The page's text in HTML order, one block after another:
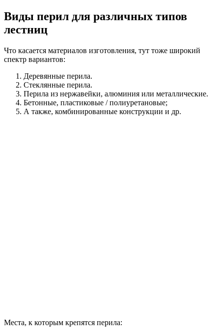
Виды перил для различных типов
лестниц
Что касается материалов изготовления, тут тоже широкий
спектр вариантов:
Деревянные перила.
Стеклянные перила.
Перила из нержавейки, алюминия или металлические.
Бетонные, пластиковые / полиуретановые;
А также, комбинированные конструкции и др.
Места, к которым крепятся перила: